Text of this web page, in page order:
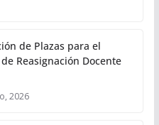
de Plazas para el
Reasignación Docente
2026